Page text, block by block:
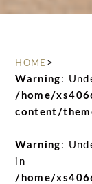
HOME >
Warning :
/home/
content/
Warning :
in
/home/